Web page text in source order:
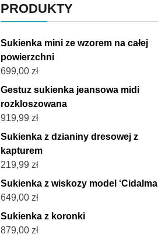
PRODUKTY
Sukienka mini ze wzorem na całej
powierzchni
699,00 zł
Gestuz sukienka jeansowa midi
rozkloszowana
919,99 zł
Sukienka z dzianiny dresowej z
kapturem
219,99 zł
Sukienka z wiskozy model
649,00 zł
Sukienka z koronki
879,00 zł